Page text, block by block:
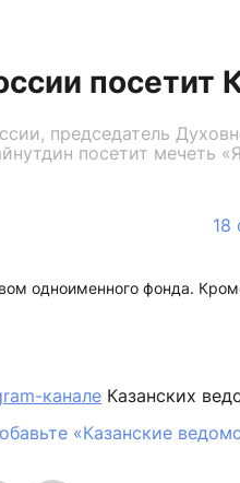
посетит
председатель
посетит мечеть
18
одноименного фонда.
канале Казанских
«Казанские